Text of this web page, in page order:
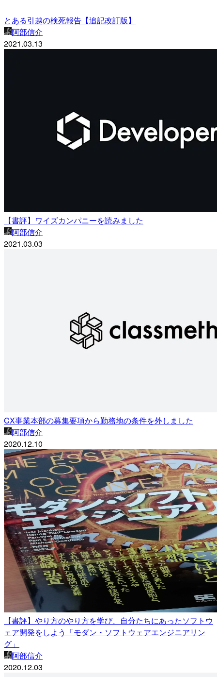
とある引越の検死報告【追記改訂版】
阿部信介
2021.03.13
【書評】ワイズカンパニーを読みました
阿部信介
2021.03.03
CX事業本部の募集要項から勤務地の条件を外しました
阿部信介
2020.12.10
【書評】やり方のやり方を学び、自分たちにあったソフトウ
ェア開発をしよう「モダン・ソフトウェアエンジニアリン
グ」
阿部信介
2020.12.03